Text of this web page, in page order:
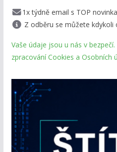
1x týdně email s TOP
Z odběru se můžete kdykoli
Vaše údaje jsou u nás v
zpracování Cookies a Osobních